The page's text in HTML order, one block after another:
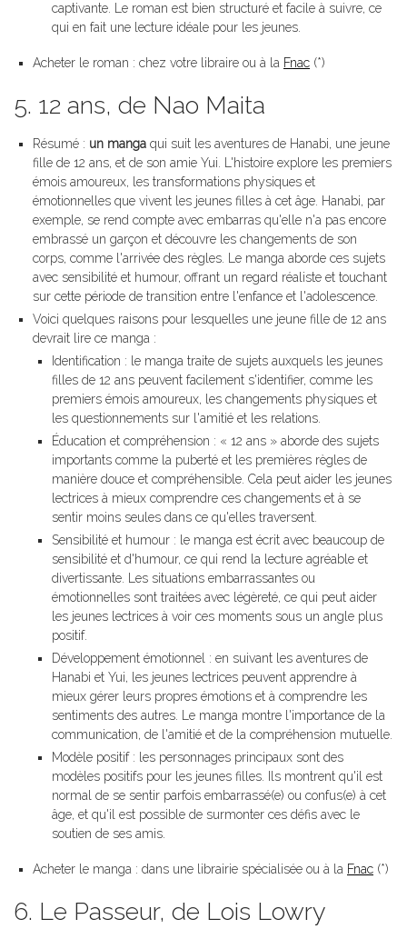
captivante. Le roman est bien structuré et facile à suivre, ce
qui en fait une lecture idéale pour les jeunes.
Acheter le roman : chez votre libraire ou à la Fnac (*)
5. 12 ans, de Nao Maita
Résumé : un manga qui suit les aventures de Hanabi, une jeune
fille de 12 ans, et de son amie Yui. L'histoire explore les premiers
émois amoureux, les transformations physiques et
émotionnelles que vivent les jeunes filles à cet âge. Hanabi, par
exemple, se rend compte avec embarras qu'elle n'a pas encore
embrassé un garçon et découvre les changements de son
corps, comme l'arrivée des règles. Le manga aborde ces sujets
avec sensibilité et humour, offrant un regard réaliste et touchant
sur cette période de transition entre l'enfance et l'adolescence.
Voici quelques raisons pour lesquelles une jeune fille de 12 ans
devrait lire ce manga :
Identification : le manga traite de sujets auxquels les jeunes
filles de 12 ans peuvent facilement s'identifier, comme les
premiers émois amoureux, les changements physiques et
les questionnements sur l'amitié et les relations.
Éducation et compréhension : « 12 ans » aborde des sujets
importants comme la puberté et les premières règles de
manière douce et compréhensible. Cela peut aider les jeunes
lectrices à mieux comprendre ces changements et à se
sentir moins seules dans ce qu'elles traversent.
Sensibilité et humour : le manga est écrit avec beaucoup de
sensibilité et d'humour, ce qui rend la lecture agréable et
divertissante. Les situations embarrassantes ou
émotionnelles sont traitées avec légèreté, ce qui peut aider
les jeunes lectrices à voir ces moments sous un angle plus
positif.
Développement émotionnel : en suivant les aventures de
Hanabi et Yui, les jeunes lectrices peuvent apprendre à
mieux gérer leurs propres émotions et à comprendre les
sentiments des autres. Le manga montre l'importance de la
communication, de l'amitié et de la compréhension mutuelle.
Modèle positif : les personnages principaux sont des
modèles positifs pour les jeunes filles. Ils montrent qu'il est
normal de se sentir parfois embarrassé(e) ou confus(e) à cet
âge, et qu'il est possible de surmonter ces défis avec le
soutien de ses amis.
Acheter le manga : dans une librairie spécialisée ou à la Fnac (*)
6. Le Passeur, de Lois Lowry